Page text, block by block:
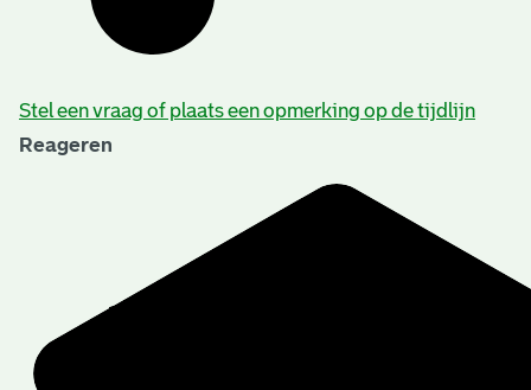
Stel een vraag of plaats een opmerking op de tijdlijn
Reageren